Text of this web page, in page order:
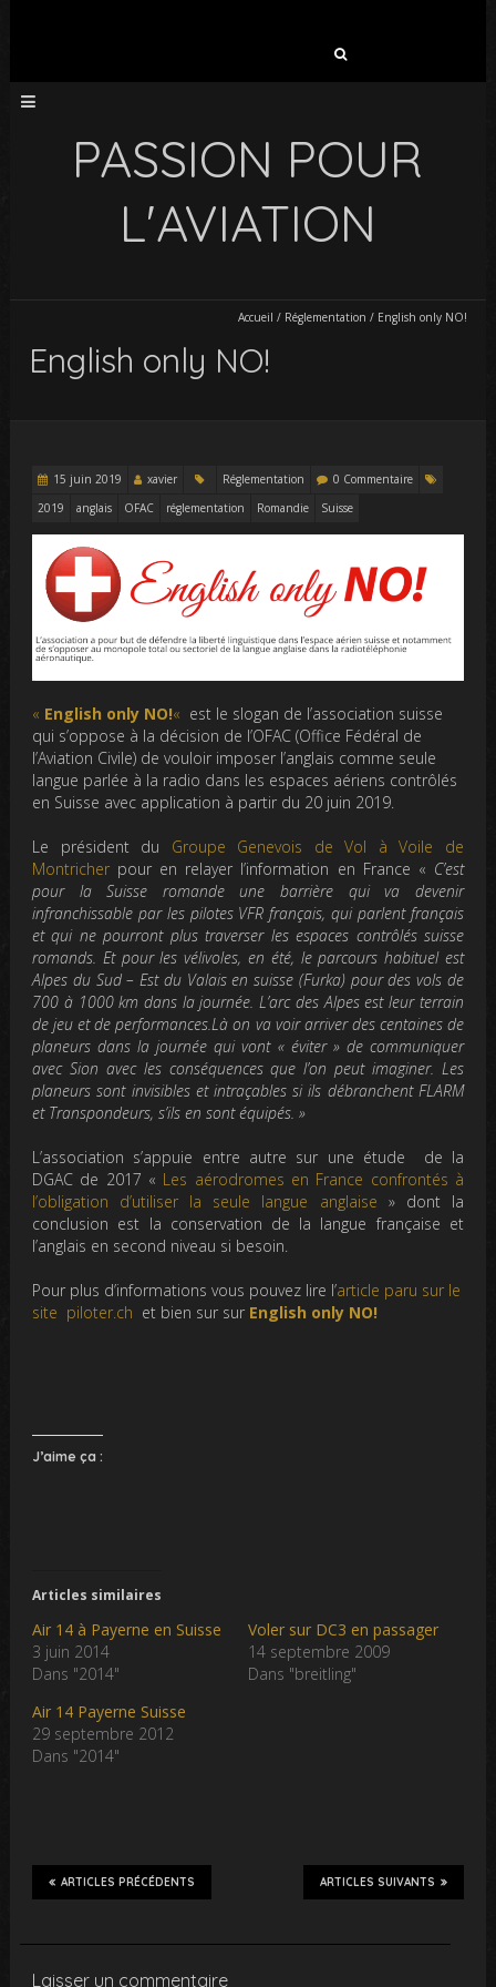
PASSION POUR
L'AVIATION
Accueil / Réglementation / English only NO!
English only NO!
15 juin 2019 xavier Réglementation
0 Commentaire
2019
anglais OFAC réglementation Romandie Suisse
« English only NO!« est le slogan de l’association suisse
qui s’oppose à la décision de l’OFAC (Office Fédéral de
l’Aviation Civile) de vouloir imposer l’anglais comme seule
langue parlée à la radio dans les espaces aériens contrôlés
en Suisse avec application à partir du 20 juin 2019.
Le président du Groupe Genevois de Vol à Voile de
Montricher pour en relayer l’information en France « C’est
pour la Suisse romande une barrière qui va devenir
infranchissable par les pilotes VFR français, qui parlent français
et qui ne pourront plus traverser les espaces contrôlés suisse
romands. Et pour les vélivoles, en été, le parcours habituel est
Alpes du Sud – Est du Valais en suisse (Furka) pour des vols de
700 à 1000 km dans la journée. L’arc des Alpes est leur terrain
de jeu et de performances.Là on va voir arriver des centaines de
planeurs dans la journée qui vont « éviter » de communiquer
avec Sion avec les conséquences que l’on peut imaginer. Les
planeurs sont invisibles et intraçables si ils débranchent FLARM
et Transpondeurs, s’ils en sont équipés. »
L’association s’appuie entre autre sur une étude de la
DGAC de 2017 « Les aérodromes en France confrontés à
l’obligation d’utiliser la seule langue anglaise » dont la
conclusion est la conservation de la langue française et
l’anglais en second niveau si besoin.
Pour plus d’informations vous pouvez lire l’article paru sur le
site piloter.ch et bien sur sur English only NO!
J’aime ça :
Articles similaires
Air 14 à Payerne en Suisse
3 juin 2014
Dans "2014"
Voler sur DC3 en passager
14 septembre 2009
Dans "breitling"
Air 14 Payerne Suisse
29 septembre 2012
Dans "2014"
ARTICLES SUIVANTS
ARTICLES PRÉCÉDENTS
Laisser un commentaire